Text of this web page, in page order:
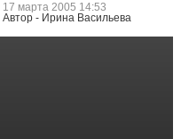
17 марта 2005 14:53
Автор - Ирина Васильева